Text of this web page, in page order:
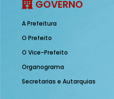
GOVERNO
A Prefeitura
O Prefeito
O Vice-Prefeito
Organograma
Secretarias e Autarquias